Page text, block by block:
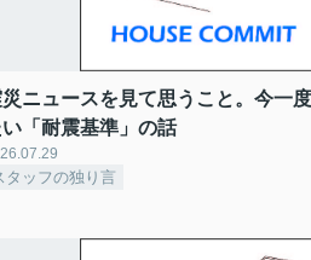
ニュースを見て思うこと。今一
「耐震基準」の話
タッフの独り言